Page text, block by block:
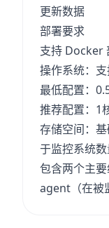
更新数据
部署要求
支持 Docker
操作系统：
最低配置：
推荐配置：1
存储空间：
于监控系统数
包含两个主
agent（在被